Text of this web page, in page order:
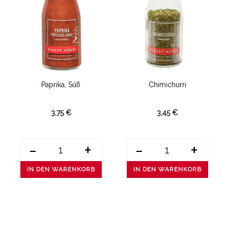
Paprika, Süß
3,75 €
- +
IN DEN WARENKORB
Chimichurri
3,45 €
- +
IN DEN WARENKORB